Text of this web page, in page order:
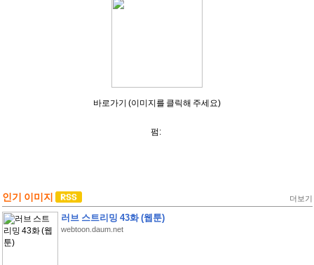
바로가기 (이미지를 클릭해 주세요)
펌:
인기 이미지 더보기
러브 스트리밍 43화 (웹툰)
webtoon.daum.net